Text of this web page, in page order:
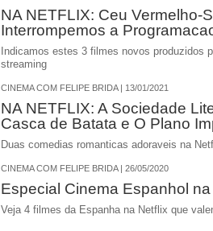
NA NETFLIX: Ceu Vermelho-
Interrompemos a
Indicamos estes 3 filmes novos produzidos
streaming
CINEMA COM FELIPE BRIDA | 13/01/2021
NA NETFLIX: A Sociedade
Casca de Batata e O Plano
Duas comedias romanticas adoraveis na
CINEMA COM FELIPE BRIDA | 26/05/2020
Especial Cinema Espanhol
Veja 4 filmes da Espanha na Netflix que